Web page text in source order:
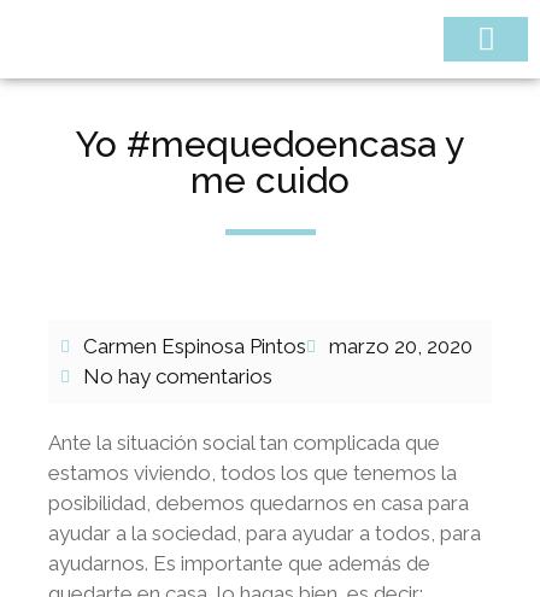
Yo #mequedoencasa y
me cuido
Carmen Espinosa Pintos
marzo 20, 2020
No hay comentarios
Ante la situación social tan complicada que
estamos viviendo, todos los que tenemos la
posibilidad, debemos quedarnos en casa para
ayudar a la sociedad, para ayudar a todos, para
ayudarnos. Es importante que además de